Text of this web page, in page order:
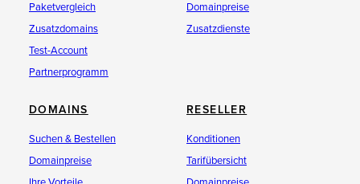
Paketvergleich
Zusatzdomains
Test-Account
Partnerprogramm
Domainpreise
Zusatzdienste
DOMAINS
Suchen & Bestellen
Domainpreise
RESELLER
Konditionen
Tarifübersicht